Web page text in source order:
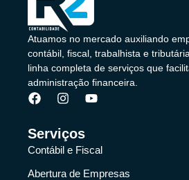
Atuamos no mercado auxiliando
contábil, fiscal, trabalhista e
linha completa de serviços que
administração financeira.
Serviços
Contábil e Fiscal
Abertura de Empresas